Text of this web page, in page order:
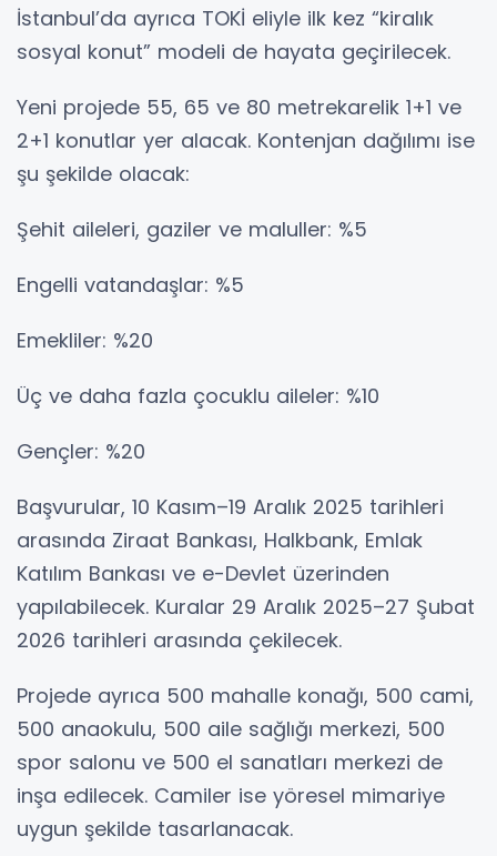
İstanbul’da ayrıca TOKİ eliyle ilk kez “kiralık
sosyal konut” modeli de hayata geçirilecek.
Yeni projede 55, 65 ve 80 metrekarelik 1+1 ve
2+1 konutlar yer alacak. Kontenjan dağılımı ise
şu şekilde olacak:
Şehit aileleri, gaziler ve maluller: %5
Engelli vatandaşlar: %5
Emekliler: %20
Üç ve daha fazla çocuklu aileler: %10
Gençler: %20
Başvurular, 10 Kasım–19 Aralık 2025 tarihleri
arasında Ziraat Bankası, Halkbank, Emlak
Katılım Bankası ve e-Devlet üzerinden
yapılabilecek. Kuralar 29 Aralık 2025–27 Şubat
2026 tarihleri arasında çekilecek.
Projede ayrıca 500 mahalle konağı, 500 cami,
500 anaokulu, 500 aile sağlığı merkezi, 500
spor salonu ve 500 el sanatları merkezi de
inşa edilecek. Camiler ise yöresel mimariye
uygun şekilde tasarlanacak.